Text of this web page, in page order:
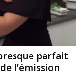
parfait
l’émission